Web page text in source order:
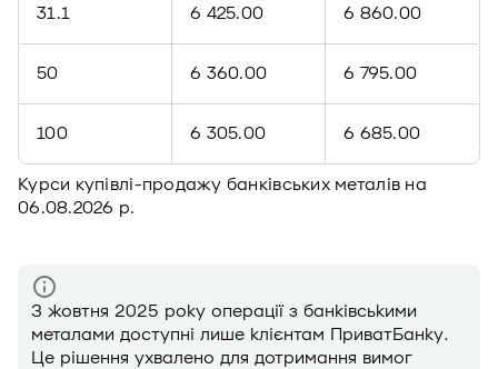
31.1 6 425.00 6 860.00
50 6 360.00 6 795.00
100 6 305.00 6 685.00
Курси купівлі-продажу банківських металів на
06.08.2026 р.
З жовтня 2025 року операції з банківськими
металами доступні лише клієнтам ПриватБанку.
Це рішення ухвалено для дотримання вимог